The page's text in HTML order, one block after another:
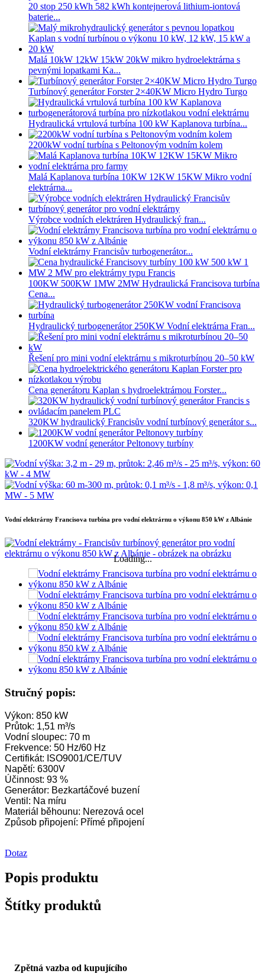
20 stop 250 kWh 582 kWh kontejnerová lithium-iontová
baterie...
Malá 10kW 12kW 15kW 20kW mikro hydroelektrárna s
pevnými lopatkami Ka...
Turbínový generátor Forster 2×40KW Micro Hydro Turgo
Hydraulická vrtulová turbína 100 kW Kaplanova turbína...
2200kW vodní turbína s Peltonovým vodním kolem
Malá Kaplanova turbína 10KW 12KW 15KW Mikro vodní
elektrárna...
Výrobce vodních elektráren Hydraulický fran...
Vodní elektrárny Francisův turbogenerátor...
100KW 500KW 1MW 2MW Hydraulická Francisova turbína
Cena...
Hydraulický turbogenerátor 250KW Vodní elektrárna Fran...
Řešení pro mini vodní elektrárnu s mikroturbínou 20–50 kW
Cena generátoru Kaplan s hydroelektrárnou Forster...
320KW hydraulický Francisův vodní turbínový generátor s...
1200KW vodní generátor Peltonovy turbíny
Vodní elektrárny Francisova turbína pro vodní elektrárnu o výkonu 850 kW z Albánie
Loading...
Stručný popis:
Výkon: 850 kW
Průtok: 1,51 m³/s
Vodní sloupec: 70 m
Frekvence: 50 Hz/60 Hz
Certifikát: ISO9001/CE/TUV
Napětí: 6300V
Účinnost: 93 %
Generátor: Bezkartáčové buzení
Ventil: Na míru
Materiál běhounu: Nerezová ocel
Způsob připojení: Přímé připojení
Dotaz
Popis produktu
Štítky produktů
Zpětná vazba od kupujícího